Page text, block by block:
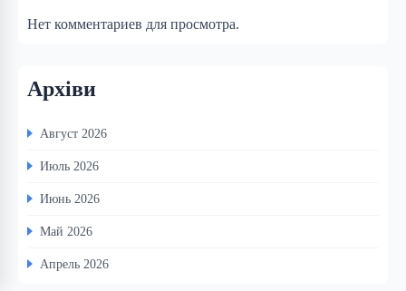
Нет комментариев для просмотра.
Архіви
Август 2026
Июль 2026
Июнь 2026
Май 2026
Апрель 2026